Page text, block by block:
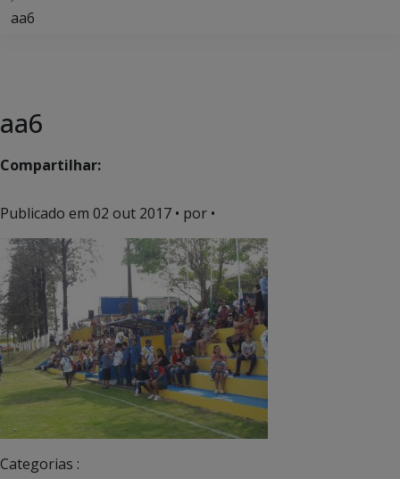
aa6
aa6
Compartilhar:
Publicado em 02 out 2017 • por •
Categorias :